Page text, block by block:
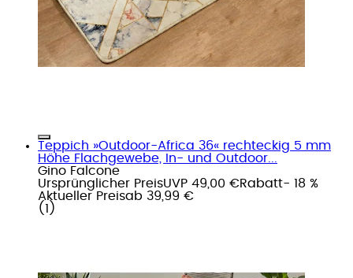
Teppich »Outdoor-Africa 36« rechteckig 5 mm
Höhe Flachgewebe, In- und Outdoor...
Gino Falcone
Ursprünglicher PreisUVP 49,00 €Rabatt- 18 %
Aktueller Preisab 39,99 €
( 1 )